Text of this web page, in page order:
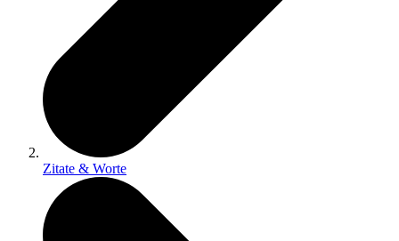
Zitate & Worte